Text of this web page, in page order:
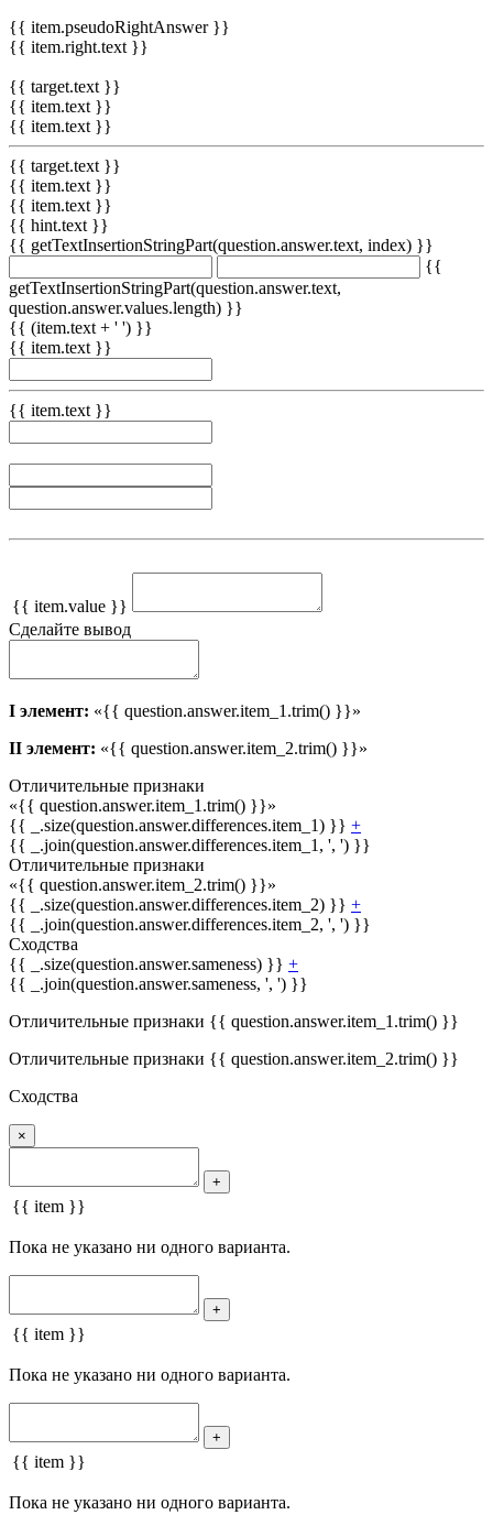
{{ item.pseudoRightAnswer }}
{{ item.right.text }}
{{ target.text }}
{{ item.text }}
{{ item.text }}
{{ target.text }}
{{ item.text }}
{{ item.text }}
{{ hint.text }}
{{ getTextInsertionStringPart(question.answer.text, index) }}
{{
getTextInsertionStringPart(question.answer.text,
question.answer.values.length) }}
{{ (item.text + ' ') }}
{{ item.text }}
{{ item.text }}
{{ item.value }}
Сделайте вывод
I элемент: «{{ question.answer.item_1.trim() }}»
II элемент: «{{ question.answer.item_2.trim() }}»
Отличительные признаки
«{{ question.answer.item_1.trim() }}»
{{ _.size(question.answer.differences.item_1) }} +
{{ _.join(question.answer.differences.item_1, ', ') }}
Отличительные признаки
«{{ question.answer.item_2.trim() }}»
{{ _.size(question.answer.differences.item_2) }} +
{{ _.join(question.answer.differences.item_2, ', ') }}
Сходства
{{ _.size(question.answer.sameness) }} +
{{ _.join(question.answer.sameness, ', ') }}
Отличительные признаки {{ question.answer.item_1.trim() }}
Отличительные признаки {{ question.answer.item_2.trim() }}
Сходства
×
+
{{ item }}
Пока не указано ни одного варианта.
+
{{ item }}
Пока не указано ни одного варианта.
+
{{ item }}
Пока не указано ни одного варианта.